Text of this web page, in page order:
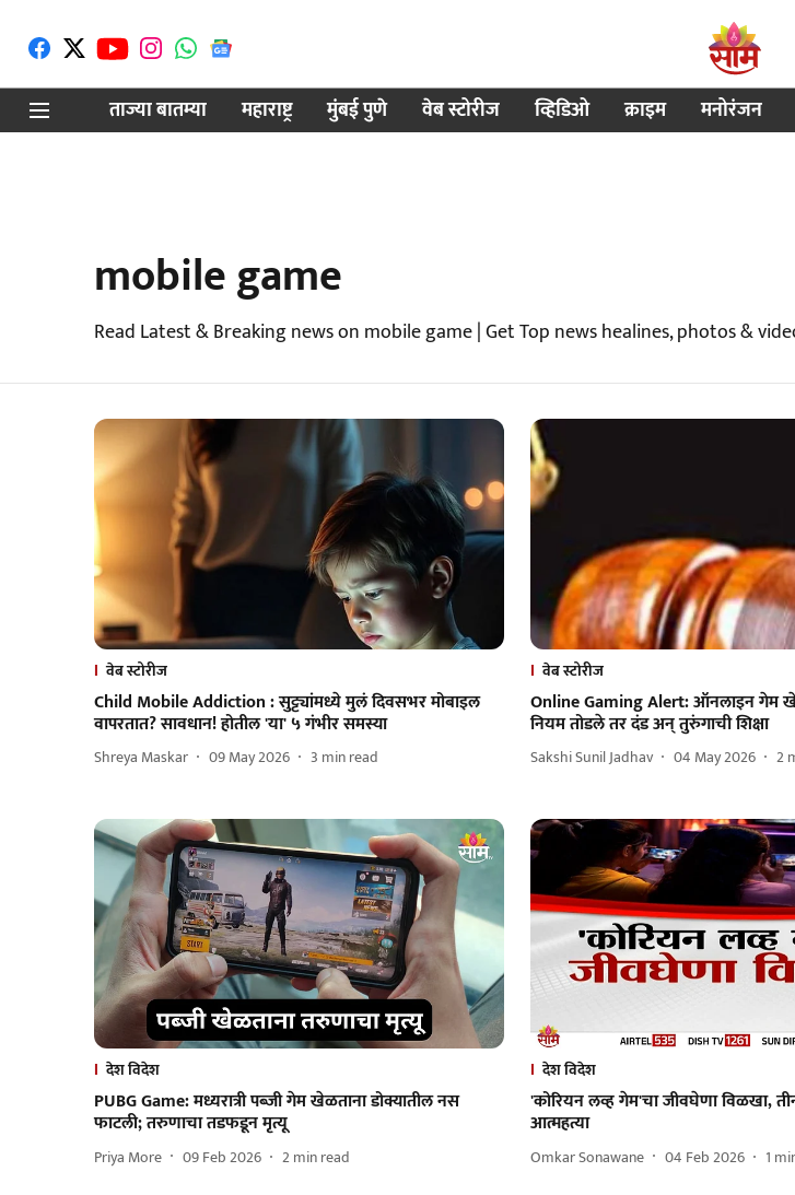
ताज्या बातम्या
महाराष्ट्र मुंबई पुणे वेब स्टोरीज व्हिडिओ क्राइम मनोरंजन
mobile game
Read Latest & Breaking news on mobile game | Get Top news healines, photos &
वेब स्टोरीज
Child Mobile Addiction : सुट्ट्यांमध्ये मुलं दिवसभर मोबाइल
वापरतात? सावधान! होतील 'या' ५ गंभीर समस्या
Shreya Maskar 09 May 2026 3 min read
वेब स्टोरीज
Online Gaming Alert: ऑनलाइन गेम
नियम तोडले तर दंड अन् तुरुंगाची शिक्षा
Sakshi Sunil Jadhav 04 May 2026 2
देश विदेश
PUBG Game: मध्यरात्री पब्जी गेम खेळताना डोक्यातील नस
फाटली; तरुणाचा तडफडून मृत्यू
Priya More 09 Feb 2026 2min read
देश विदेश
'कोरियन लव्ह गेम'चा जीवघेणा विळखा,
आत्महत्या
Omkar Sonawane 04 Feb 2026 1